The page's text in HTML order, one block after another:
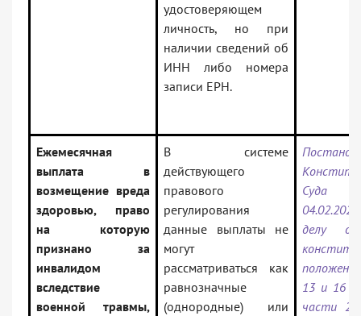
удостоверяющем
личность, но при
наличии сведений об
ИНН либо номера
записи ЕРН.
Ежемесячная
выплата в
возмещение вреда
здоровью, право
на которую
признано за
инвалидом
вследствие
военной травмы,
В системе
действующего
правового
регулирования
данные выплаты не
могут
рассматриваться как
равнозначные
(однородные) или
Суда
делу о
13 и 16
части 2